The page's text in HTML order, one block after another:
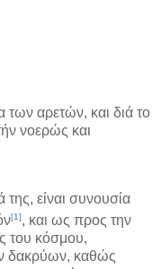
των αρετών, και διά το
νοερώς και
είναι συνουσία
[1], και ως προς την
του κόσμου,
δακρύων, καθώς